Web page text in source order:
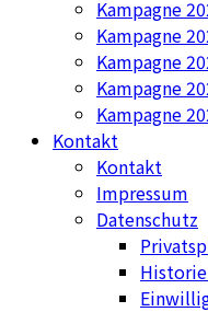
Kampagne
Kampagne
Kampagne
Kampagne
Kampagne
Kontakt
Kontakt
Impressum
Datenschutz